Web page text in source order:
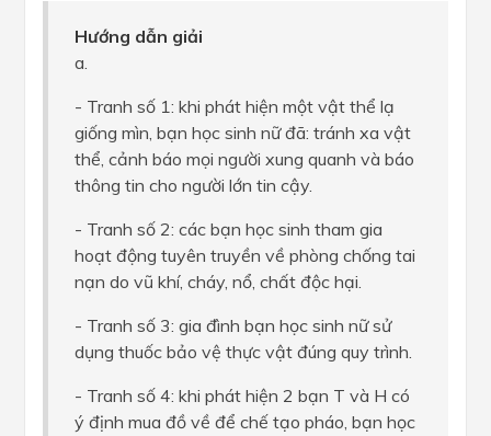
Hướng dẫn giải
a.
- Tranh số 1: khi phát hiện một vật thể lạ
giống mìn, bạn học sinh nữ đã: tránh xa vật
thể, cảnh báo mọi người xung quanh và báo
thông tin cho người lớn tin cậy.
- Tranh số 2: các bạn học sinh tham gia
hoạt động tuyên truyền về phòng chống tai
nạn do vũ khí, cháy, nổ, chất độc hại.
- Tranh số 3: gia đình bạn học sinh nữ sử
dụng thuốc bảo vệ thực vật đúng quy trình.
- Tranh số 4: khi phát hiện 2 bạn T và H có
ý định mua đồ về để chế tạo pháo, bạn học